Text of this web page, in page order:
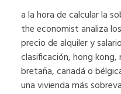
a la hora de calcular la
the economist analiza
precio de alquiler y
clasificación, hong kong,
bretaña, canadá o
una vivienda más